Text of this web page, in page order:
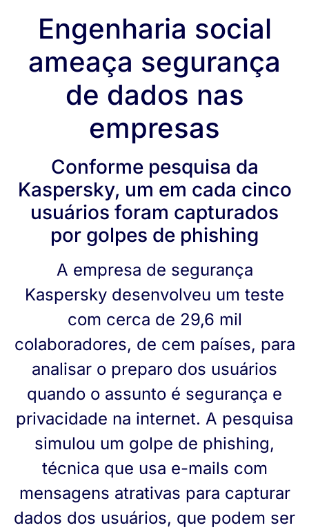
Engenharia social
ameaça segurança
de dados nas
empresas
Conforme pesquisa da
Kaspersky, um em cada cinco
usuários foram capturados
por golpes de phishing
A empresa de segurança
Kaspersky desenvolveu um teste
com cerca de 29,6 mil
colaboradores, de cem países, para
analisar o preparo dos usuários
quando o assunto é segurança e
privacidade na internet. A pesquisa
simulou um golpe de phishing,
técnica que usa e-mails com
mensagens atrativas para capturar
dados dos usuários, que podem ser